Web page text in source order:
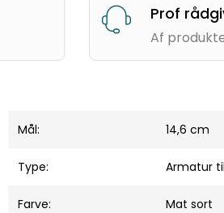
Prof rådgivning
Af produkter i høj
Mål: 14,6 cm
Type: Armatur
Farve: Mat sort